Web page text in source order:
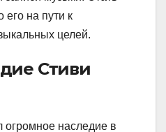
на пути к
целей.
Стиви
огромное наследие в